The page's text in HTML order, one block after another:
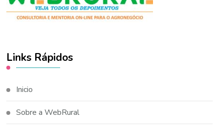
Links Rápidos
Inicio
Sobre a WebRural